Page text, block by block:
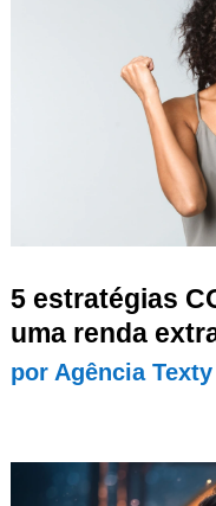
5 estratégias
uma renda
por Agência Texty